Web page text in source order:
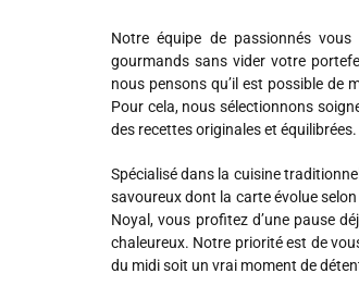
Notre équipe de passionnés
gourmands sans vider votre
nous pensons qu’il est possible de
Pour cela, nous sélectionnons
des recettes originales et équilibrées.
Spécialisé dans la cuisine
savoureux dont la carte évolue
Noyal, vous profitez d’une pause
chaleureux. Notre priorité est de
du midi soit un vrai moment de